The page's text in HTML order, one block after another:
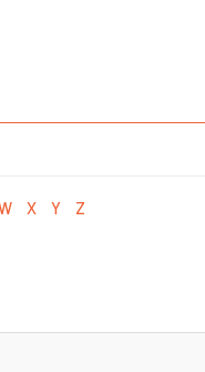
X Y Z